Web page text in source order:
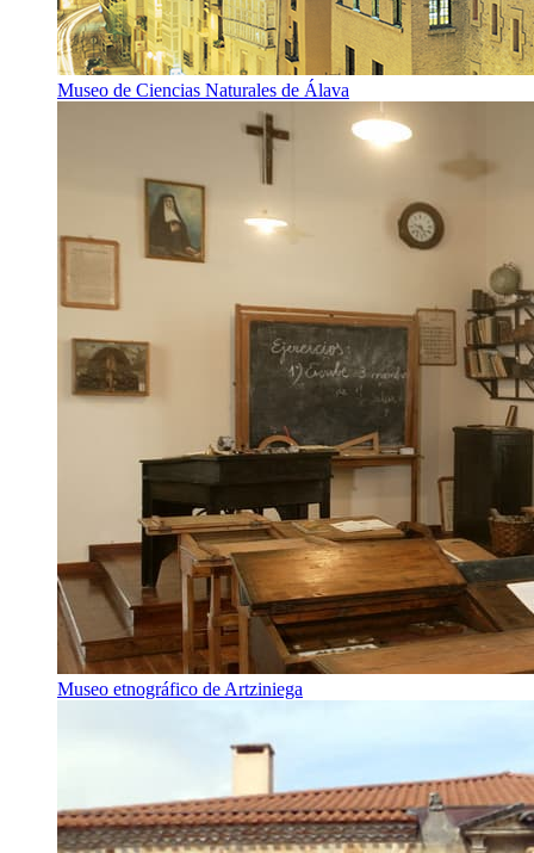
Museo de Ciencias Naturales de Álava
Museo etnográfico de Artziniega